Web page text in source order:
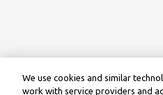
We use cookies and similar
work with service providers and